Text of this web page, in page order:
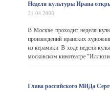
Неделя культуры Ирана
21.04.2008
В Москве проходит неделя
произведений иранских
из керамики. В ходе недели
московском кинотеатре
Глава российского МИДа